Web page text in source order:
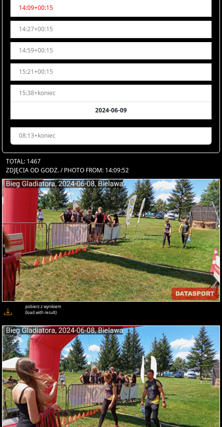
14:09+00:15
14:27+00:15
14:59+00:15
15:21+00:15
15:38+koniec
2024-06-09
08:13+koniec
TOTAL: 1467
ZDJĘCIA OD GODZ. / PHOTO FROM: 14:09:52
pobierz z wynikiem
(load with result)